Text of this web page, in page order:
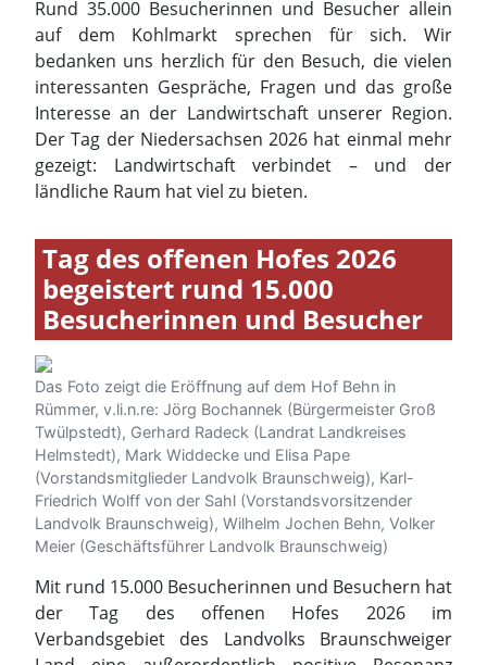
ländliche Raum hat viel zu bieten.
Tag des offenen Hofes 2026
begeistert rund 15.000
Besucherinnen und Besucher
Rümmer, v.li.n.re: Jörg Bochannek (Bürgermeister Groß
Twülpstedt), Gerhard Radeck (Landrat Landkreises
Helmstedt), Mark Widdecke und Elisa Pape
(Vorstandsmitglieder Landvolk Braunschweig), Karl-
Friedrich Wolff von der Sahl (Vorstandsvorsitzender
Landvolk Braunschweig), Wilhelm Jochen Behn, Volker
Meier (Geschäftsführer Landvolk Braunschweig)
Mit rund 15.000 Besucherinnen und Besuchern hat
der Tag des offenen Hofes 2026 im
Verbandsgebiet des Landvolks Braunschweiger
Land eine außerordentlich positive Resonanz
erfahren. Fünf landwirtschaftliche Betriebe in den
Landkreisen Wolfenbüttel, Salzgitter, Peine und
Helmstedt öffneten am Sonntag ihre Tore und
ermöglichten interessierten Bürgerinnen und
Bürgern authentische Einblicke in die moderne
Landwirtschaft.